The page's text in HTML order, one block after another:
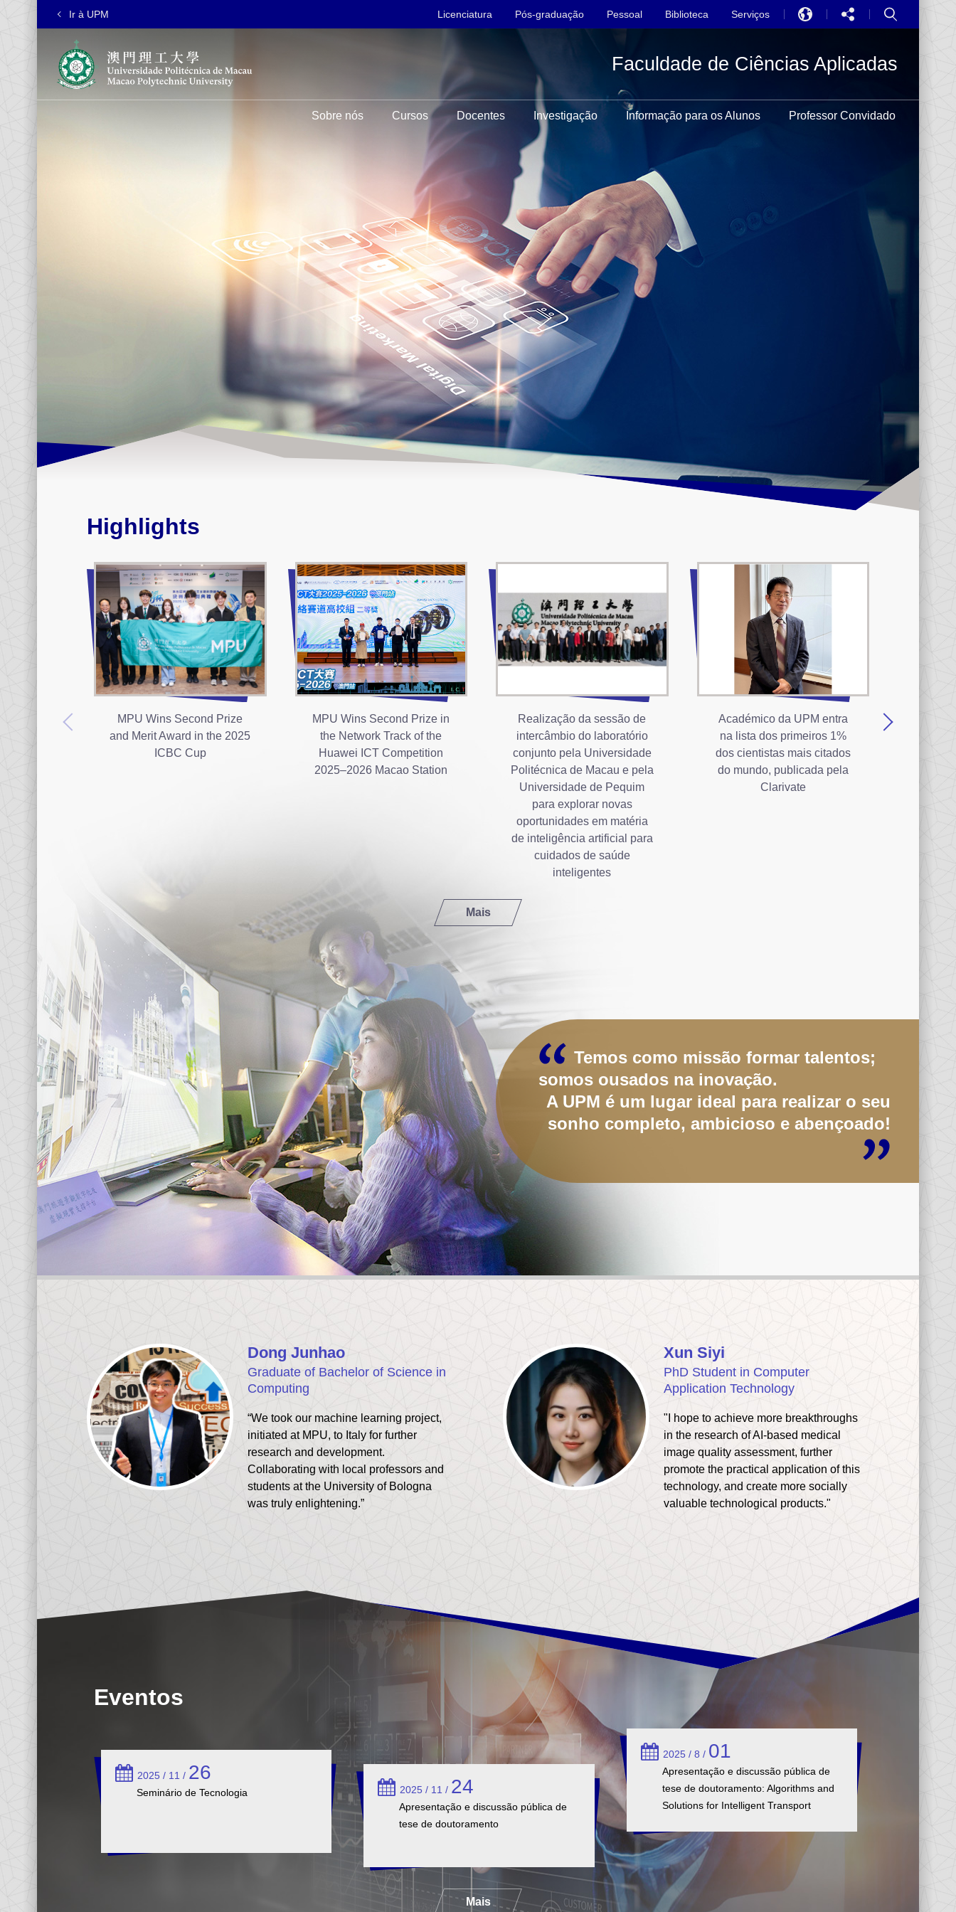
Ir à UPM Licenciatura Pós-graduação Pessoal Biblioteca Serviços
中文
Faculdade de Ciências Aplicadas
Sobre nós Cursos Docentes Investigação Informação para os Alunos Professor Convidado
Highlights
MPU Wins Second Prize
and Merit Award in the 2025
ICBC Cup
MPU Wins Second Prize in
the Network Track of the
Huawei ICT Competition
2025–2026 Macao Station
Realização da sessão de
intercâmbio do laboratório
conjunto pela Universidade
Politécnica de Macau e pela
Universidade de Pequim
para explorar novas
oportunidades em matéria
de inteligência artificial para
cuidados de saúde
inteligentes
Académico da UPM entra
na lista dos primeiros 1%
dos cientistas mais citados
do mundo, publicada pela
Clarivate
Mais
Temos como missão formar talentos;
somos ousados na inovação.
A UPM é um lugar ideal para realizar o seu
sonho completo, ambicioso e abençoado!
Dong Junhao
Graduate of Bachelor of Science in
Computing
“We took our machine learning project,
initiated at MPU, to Italy for further
research and development.
Collaborating with local professors and
students at the University of Bologna
was truly enlightening.”
Xun Siyi
PhD Student in Computer
Application Technology
"I hope to achieve more breakthroughs
in the research of AI-based medical
image quality assessment, further
promote the practical application of this
technology, and create more socially
valuable technological products."
Eventos
2025 / 11 / 26
Seminário de Tecnologia 2025 / 11 / 24
Apresentação e discussão pública de
tese de doutoramento
2025 / 8 / 01
Apresentação e discussão pública de
tese de doutoramento: Algorithms and
Solutions for Intelligent Transport
Mais